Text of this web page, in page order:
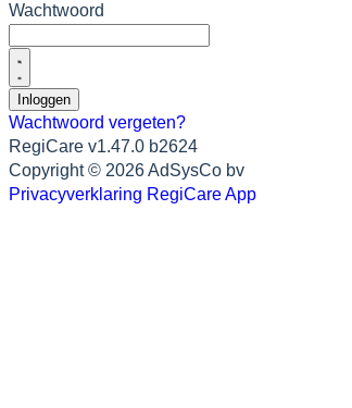
Wachtwoord
Inloggen
Wachtwoord vergeten?
RegiCare v1.47.0 b2624
Copyright © 2026 AdSysCo bv
Privacyverklaring RegiCare App